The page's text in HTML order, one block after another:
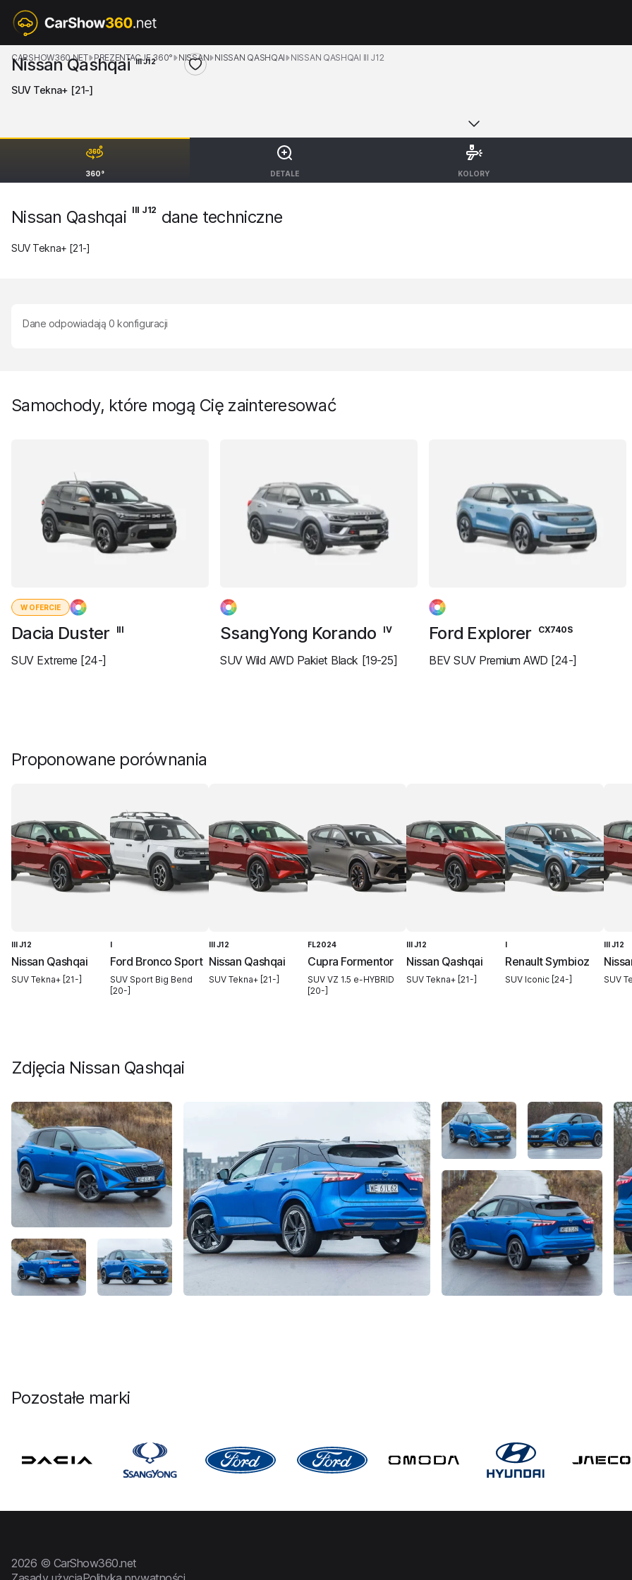
360° DETALE KOLORY
CARSHOW360.NET PREZENTACJE 360° NISSAN NISSAN QASHQAI NISSAN QASHQAI III J12
Nissan Qashqai III J12
SUV Tekna+ [21-]
Nissan Qashqai III J12 dane techniczne
SUV Tekna+ [21-]
Dane odpowiadają 0 konfiguracji
Samochody, które mogą Cię zainteresować
W OFERCIE
Dacia Duster III
SUV Extreme [24-]
SsangYong Korando IV
SUV Wild AWD Pakiet Black [19-25]
Ford Explorer CX740S
BEV SUV Premium AWD [24-]
Proponowane porównania
III J12
Nissan Qashqai
SUV Tekna+ [21-]
I
Ford Bronco Sport
SUV Sport Big Bend
[20-]
III J12
Nissan Qashqai
SUV Tekna+ [21-]
FL2024
Cupra Formentor
SUV VZ 1.5 e-HYBRID
[20-]
III J12
Nissan Qashqai
SUV Tekna+ [21-]
I
Renault Symbioz
SUV Iconic [24-]
III J12
SUV
Zdjęcia Nissan Qashqai
Pozostałe marki
2026 © CarShow360.net